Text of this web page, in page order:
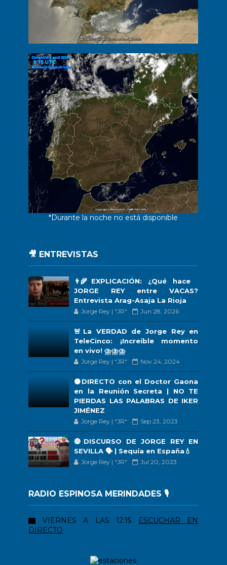
*Durante la noche no está disponible
🎥 ENTREVISTAS
👨‍🌾EXPLICACIÓN: ¿Qué hace
JORGE REY entre VACAS?
Entrevista Arag-Asaja La Rioja
Jorge Rey | "JR" Jun 28, 2026
🚨La VERDAD de Jorge Rey en
TeleCinco: ¡Increíble momento
en vivo! ⛈️⛈️⛈️
Jorge Rey | "JR" Nov 24, 2024
🟠DIRECTO con el Doctor Gaona
en la Reunión Secreta | NO TE
PIERDAS LAS PALABRAS DE IKER
JIMÉNEZ
Jorge Rey | "JR" Sep 23, 2023
🔴DISCURSO DE JORGE REY EN
SEVILLA 🗣 | Sequía en España💧
Jorge Rey | "JR" Jul 20, 2023
RADIO ESPINOSA MERINDADES 🎙️
VIERNES A LAS 12:15
ESCUCHAR EN
DIRECTO